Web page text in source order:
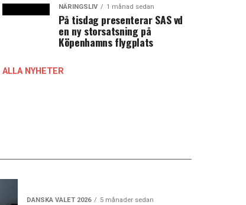
NÄRINGSLIV 1 månad sedan
På tisdag presenterar SAS vd
en ny storsatsning på
Köpenhamns flygplats
ALLA NYHETER
DANSKA VALET 2026 5 månader sedan